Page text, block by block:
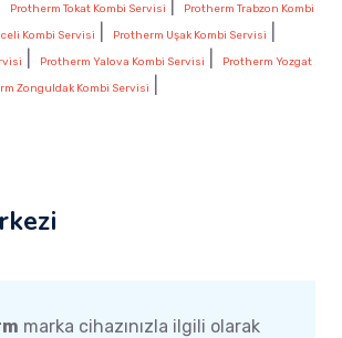
Protherm Tokat Kombi Servisi
Protherm Trabzon Kombi
Kombi Servisi Protherm Uşak Kombi Servisi
Protherm Yalova Kombi Servisi
Protherm Yozgat
Zonguldak Kombi Servisi
marka cihazınızla ilgili olarak